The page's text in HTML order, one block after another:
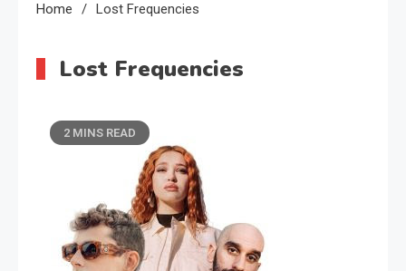
Home Lost Frequencies
Lost Frequencies
2 MINS READ